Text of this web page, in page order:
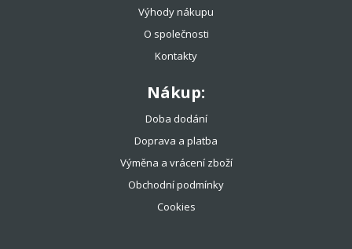
Výhody nákupu
O společnosti
Kontakty
Nákup:
Doba dodání
Doprava a platba
Výměna a vrácení zboží
Obchodní podmínky
Cookies